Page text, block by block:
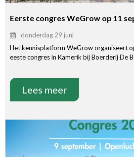
Eerste congres WeGrow op 11
donderdag 29 juni
Het kennisplatform WeGrow organiseert
eeste congres in Kamerik bij Boerderij De
Lees meer